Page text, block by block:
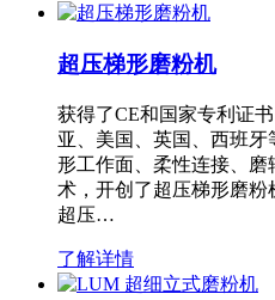
超压梯形磨粉机
获得了CE和国家专利证
亚、美国、英国、西班
形工作面、柔性连接、
术，开创了超压梯形磨粉
超压…
了解详情